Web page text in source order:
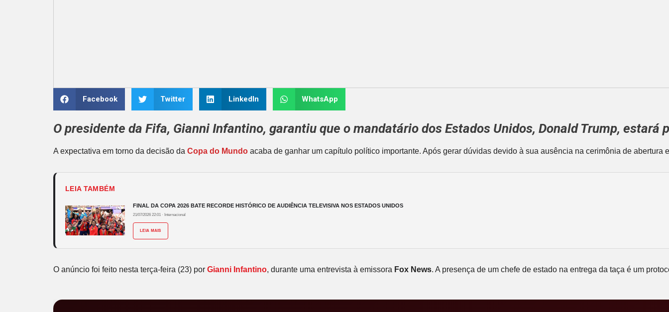
Facebook Twitter LinkedIn WhatsApp
O presidente da Fifa, Gianni Infantino, garantiu que o mandatário dos Estados Unidos, Donald Trump, estará
A expectativa em torno da decisão da Copa do Mundo acaba de ganhar um capítulo político importante. Após gerar dúvidas devido à sua ausência na cerimônia de abertura
LEIA TAMBÉM
FINAL DA COPA 2026 BATE RECORDE HISTÓRICO DE AUDIÊNCIA TELEVISIVA NOS ESTADOS UNIDOS
21/07/2026 22:01 · Internacional
LEIA MAIS
O anúncio foi feito nesta terça-feira (23) por Gianni Infantino, durante uma entrevista à emissora Fox News. A presença de um chefe de estado na entrega da taça é um